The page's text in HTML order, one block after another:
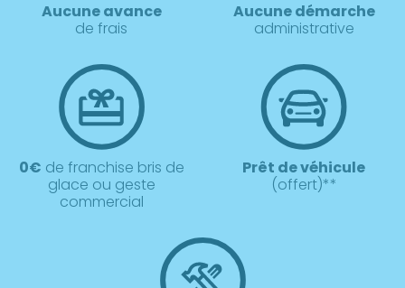
Aucune avance
de frais
Aucune démarche
administrative
0€ de franchise bris de
glace ou geste
commercial
Prêt de véhicule
(offert)**